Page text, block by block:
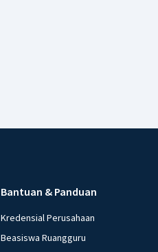
Bantuan & Panduan
Kredensial Perusahaan
Beasiswa Ruangguru